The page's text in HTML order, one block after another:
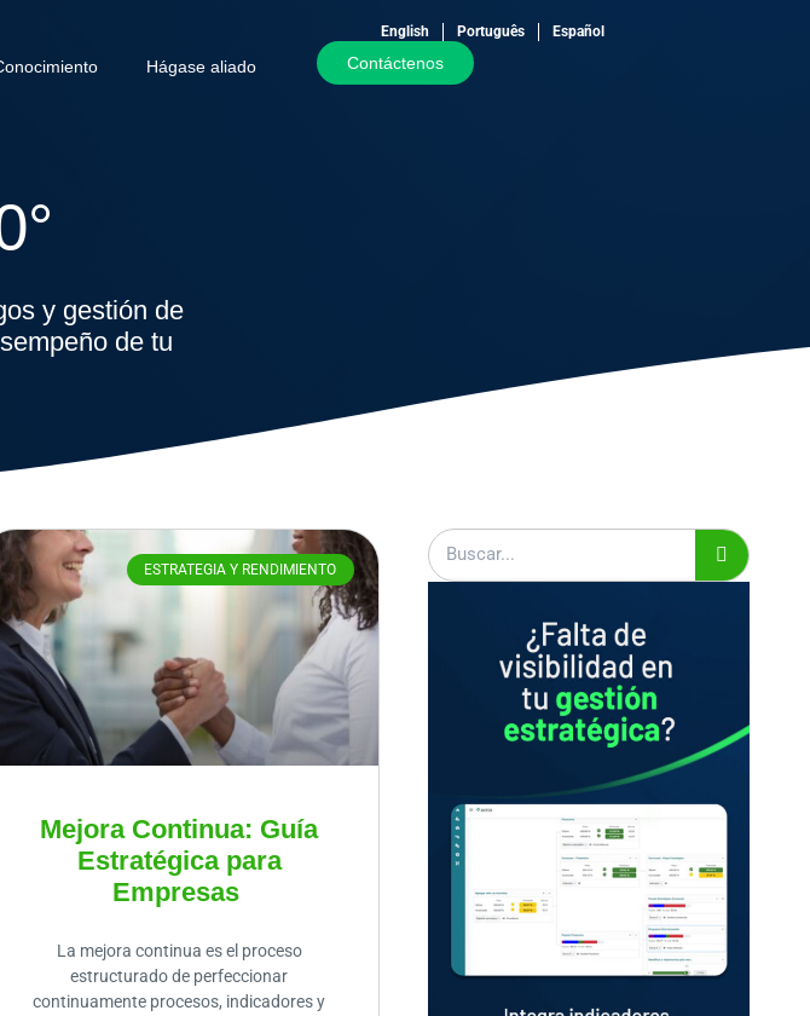
English Português Español
Hágase aliado Contáctenos
y gestión de
de tu
ESTRATEGIA Y RENDIMIENTO
Mejora Continua: Guía
Estratégica para
Empresas
La mejora continua es el proceso
estructurado de perfeccionar
continuamente procesos, indicadores y
Buscar